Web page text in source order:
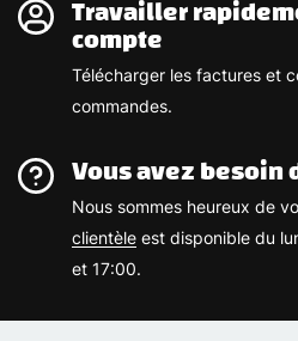
Travailler
compte
Télécharger les factures et
commandes.
Vous avez besoin
Nous sommes heureux de
clientèle est disponible du
et 17:00.